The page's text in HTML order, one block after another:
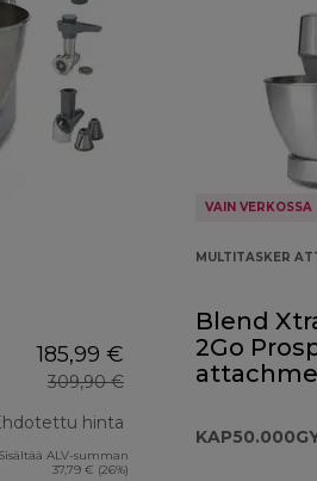
185,99 €
309,90 €
hinta
alkuperäinen hinta
Sisältää ALV-summan
37,79 € (26%)
VAIN VERKOSSA
MULTITASKER
Blend
2Go